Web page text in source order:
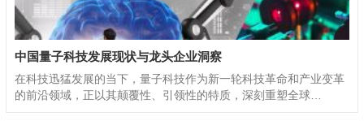
中国量子科技发展现状与龙头企业洞察
在科技迅猛发展的当下，量子科技作为新一轮科技革命和产业变革
的前沿领域，正以其颠覆性、引领性的特质，深刻重塑全球…